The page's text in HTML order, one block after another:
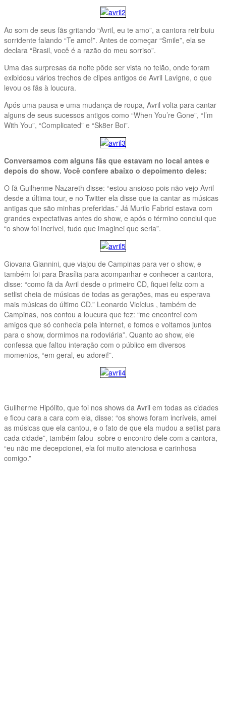
Ao som de seus fãs gritando “Avril, eu te amo”, a cantora retribuiu
sorridente falando “Te amo!”. Antes de começar “Smile”, ela se
declara “Brasil, você é a razão do meu sorriso”.
Uma das surpresas da noite pôde ser vista no telão, onde foram
exibidosu vários trechos de clipes antigos de Avril Lavigne, o que
levou os fãs à loucura.
Após uma pausa e uma mudança de roupa, Avril volta para cantar
alguns de seus sucessos antigos como “When You’re Gone”, “I’m
With You”, “Complicated” e “Sk8er Boi”.
Conversamos com alguns fãs que estavam no local antes e
depois do show. Você confere abaixo o depoimento deles:
O fã Guilherme Nazareth disse: “estou ansioso pois não vejo Avril
desde a última tour, e no Twitter ela disse que ia cantar as músicas
antigas que são minhas preferidas.” Já Murilo Fabrici estava com
grandes expectativas antes do show, e após o término conclui que
“o show foi incrível, tudo que imaginei que seria”.
Giovana Giannini, que viajou de Campinas para ver o show, e
também foi para Brasília para acompanhar e conhecer a cantora,
disse: “como fã da Avril desde o primeiro CD, fiquei feliz com a
setlist cheia de músicas de todas as gerações, mas eu esperava
mais músicas do último CD.” Leonardo Vicícius , também de
Campinas, nos contou a loucura que fez: “me encontrei com
amigos que só conhecia pela internet, e fomos e voltamos juntos
para o show, dormimos na rodoviária”. Quanto ao show, ele
confessa que faltou interação com o público em diversos
momentos, “em geral, eu adorei!”.
Guilherme Hipólito, que foi nos shows da Avril em todas as cidades
e ficou cara a cara com ela, disse: “os shows foram incríveis, amei
as músicas que ela cantou, e o fato de que ela mudou a setlist para
cada cidade”, também falou sobre o encontro dele com a cantora,
“eu não me decepcionei, ela foi muito atenciosa e carinhosa
comigo.”